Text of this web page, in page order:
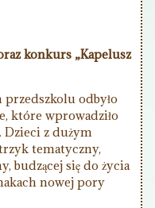
konkurs „Kapelusz
odbyło
które wprowadziło
Dzieci z dużym
tematyczny,
budzącej się do życia
nowej pory